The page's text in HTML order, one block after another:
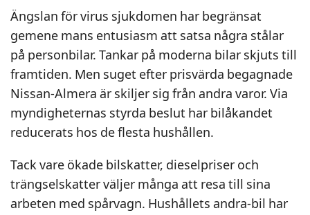
Ängslan för virus sjukdomen har begränsat
gemene mans entusiasm att satsa några stålar
på personbilar. Tankar på moderna bilar skjuts till
framtiden. Men suget efter prisvärda begagnade
Nissan-Almera är skiljer sig från andra varor. Via
myndigheternas styrda beslut har bilåkandet
reducerats hos de flesta hushållen.
Tack vare ökade bilskatter, dieselpriser och
trängselskatter väljer många att resa till sina
arbeten med spårvagn. Hushållets andra-bil har